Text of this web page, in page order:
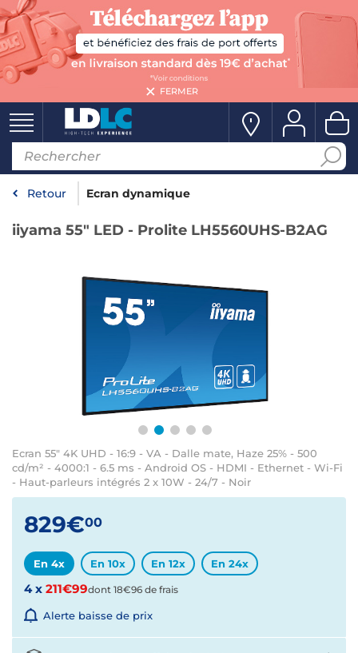
FERMER
Retour Ecran dynamique
iiyama 55" LED - Prolite LH5560UHS-B2AG
Ecran 55" 4K UHD - 16:9 - VA - Dalle mate, Haze 25% - 500
cd/m² - 4000:1 - 6.5 ms - Android OS - HDMI - Ethernet - Wi-Fi
- Haut-parleurs intégrés 2 x 10W - 24/7 - Noir
829€00
En 4x En 10x En 12x En 24x
4 x 211€99dont 18€96 de frais
Alerte baisse de prix